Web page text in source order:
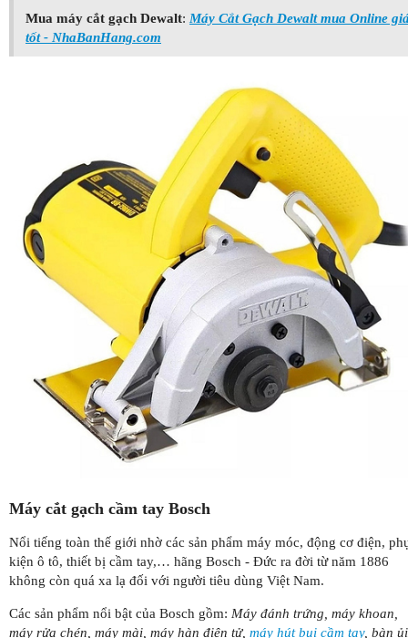
Mua máy cắt gạch Dewalt: Máy Cắt Gạch Dewalt mua Online
tốt - NhaBanHang.com
Máy cắt gạch cầm tay Bosch
Nổi tiếng toàn thế giới nhờ các sản phẩm máy móc, động cơ điện,
kiện ô tô, thiết bị cầm tay,… hãng Bosch - Đức ra đời từ năm 1886
không còn quá xa lạ đối với người tiêu dùng Việt Nam.
Các sản phẩm nổi bật của Bosch gồm: Máy đánh trứng, máy khoan,
máy rửa chén, máy mài, máy hàn điện tử, máy hút bụi cầm tay, bàn ủi